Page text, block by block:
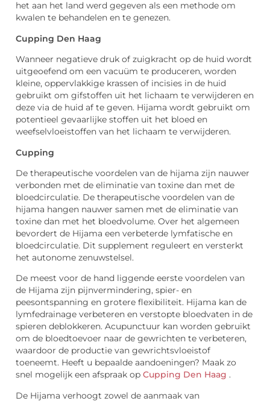
het aan het land werd gegeven als een methode om
kwalen te behandelen en te genezen.
Cupping Den Haag
Wanneer negatieve druk of zuigkracht op de huid wordt
uitgeoefend om een vacuüm te produceren, worden
kleine, oppervlakkige krassen of incisies in de huid
gebruikt om gifstoffen uit het lichaam te verwijderen en
deze via de huid af te geven. Hijama wordt gebruikt om
potentieel gevaarlijke stoffen uit het bloed en
weefselvloeistoffen van het lichaam te verwijderen.
Cupping
De therapeutische voordelen van de hijama zijn nauwer
verbonden met de eliminatie van toxine dan met de
bloedcirculatie. De therapeutische voordelen van de
hijama hangen nauwer samen met de eliminatie van
toxine dan met het bloedvolume. Over het algemeen
bevordert de Hijama een verbeterde lymfatische en
bloedcirculatie. Dit supplement reguleert en versterkt
het autonome zenuwstelsel.
De meest voor de hand liggende eerste voordelen van
de Hijama zijn pijnvermindering, spier- en
peesontspanning en grotere flexibiliteit. Hijama kan de
lymfedrainage verbeteren en verstopte bloedvaten in de
spieren deblokkeren. Acupunctuur kan worden gebruikt
om de bloedtoevoer naar de gewrichten te verbeteren,
waardoor de productie van gewrichtsvloeistof
toeneemt. Heeft u bepaalde aandoeningen? Maak zo
snel mogelijk een afspraak op Cupping Den Haag .
De Hijama verhoogt zowel de aanmaak van